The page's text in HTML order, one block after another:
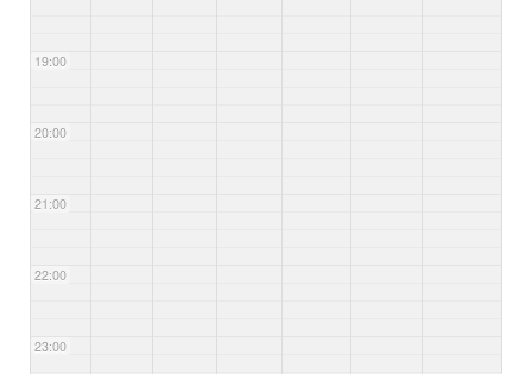
19:00
20:00
21:00
22:00
23:00